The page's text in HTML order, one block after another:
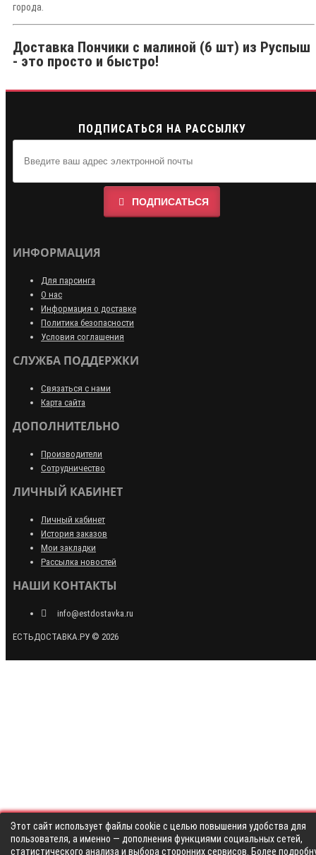
города.
Доставка Пончики с малиной (6 шт) из Руспыш
- это просто и быстро!
ПОДПИСАТЬСЯ НА РАССЫЛКУ
ПОДПИСАТЬСЯ
ИНФОРМАЦИЯ
Для парсинга
О нас
Информация о доставке
Политика безопасности
Условия соглашения
СЛУЖБА ПОДДЕРЖКИ
Связаться с нами
Карта сайта
ДОПОЛНИТЕЛЬНО
Производители
Сотрудничество
ЛИЧНЫЙ КАБИНЕТ
Личный кабинет
История заказов
Мои закладки
Рассылка новостей
НАШИ КОНТАКТЫ
info@estdostavka.ru
ЕСТЬДОСТАВКА.РУ © 2026
Этот сайт использует файлы cookie с целью повышения удобства для
пользователя, а именно — дополнения функциями социальных сетей,
статистического анализа и выбора сторонних сервисов. Более